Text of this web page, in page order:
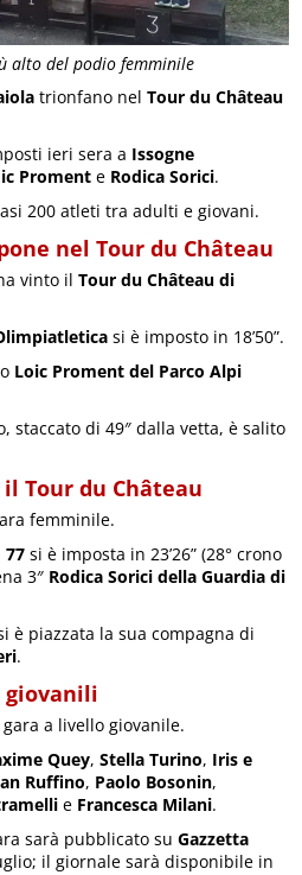
alto del podio femminile
trionfano nelTour du Château
ieri sera a Issogne
Proment e Rodica Sorici.
200 atleti tra adulti e giovani.
nel Tour du Château
vinto ilTour du Château di
si è imposto in 18’50”.
Loic Proment del Parco Alpi
staccato di 49″ dalla vetta, è salito
Tour du Château
femminile.
77 si è imposta in 23’26” (28° crono
3″ Rodica Sorici della Guardia di
è piazzata la sua compagna di
.
giovanili
a livello giovanile.
Quey,Stella Turino, Iris e
Ruffino, Paolo Bosonin,
e Francesca Milani.
sarà pubblicato suGazzetta
il giornale sarà disponibile in